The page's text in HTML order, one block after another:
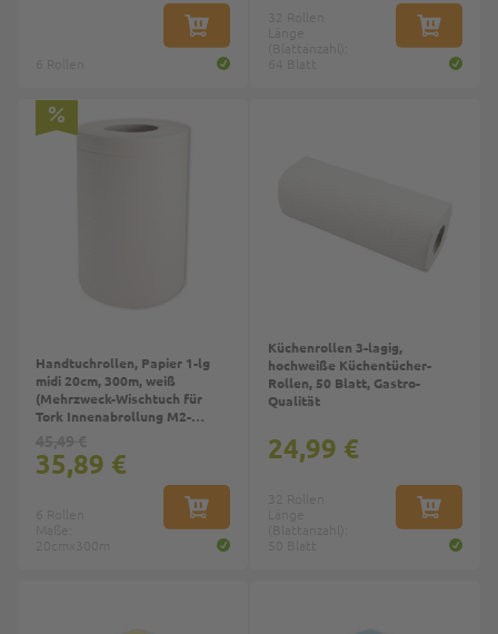
IN DEN WARENKORB IN DEN
Handtuchrollen, Papier 1-lg
midi 20cm, 300m, weiß
(Mehrzweck-Wischtuch für
Tork Innenabrollung M2-
IN DEN WARENKORB
35,89 €
Küchenrollen 3-lagig,
hochweiße Küchentücher-
Rollen, 50 Blatt, Gastro-
Qualität
IN DEN
24,99 €